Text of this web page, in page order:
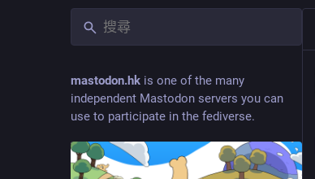
mastodon.hk is one of the many
independent Mastodon servers you can
use to participate in the fediverse.